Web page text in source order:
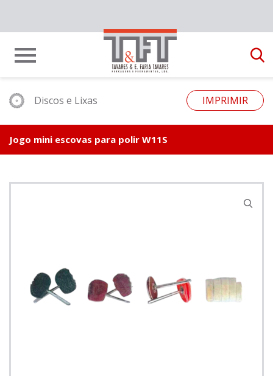
Discos e Lixas IMPRIMIR
Jogo mini escovas para polir W11S